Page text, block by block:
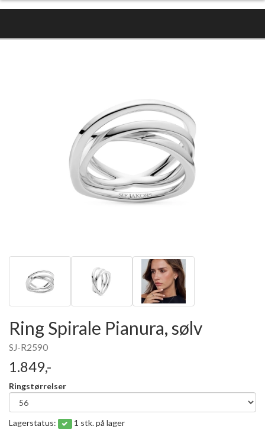
Ring Spirale Pianura, sølv
SJ-R2590
1.849,-
Ringstørrelser
Lagerstatus:
1 stk. på lager